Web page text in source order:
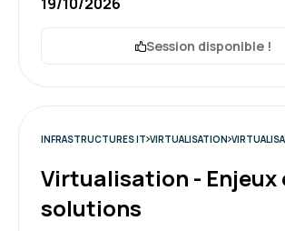
tour de docker.
l’apprentissage.
Formation : Docker - Créer et administrer
Session disponible !
INFRASTRUCTURES IT VIRTUALISATION
Virtualisation - Enjeux
solutions